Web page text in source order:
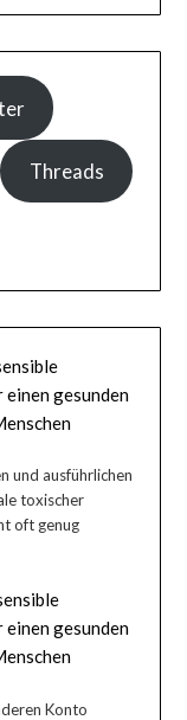
Threads
gesunden
und ausführlichen
toxischer
oft genug
gesunden
Konto